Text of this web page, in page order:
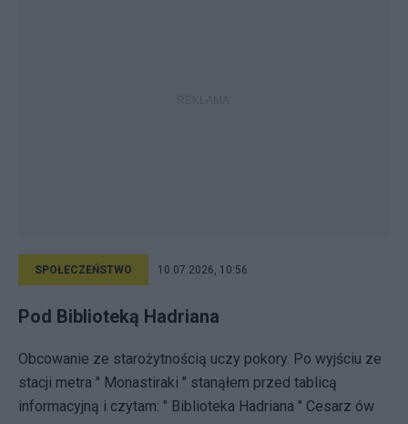
SPOŁECZEŃSTWO 10.07.2026, 10:56
Pod Biblioteką Hadriana
Obcowanie ze starożytnością uczy pokory. Po wyjściu ze
stacji metra " Monastiraki " stanąłem przed tablicą
informacyjną i czytam: " Biblioteka Hadriana " Cesarz ów